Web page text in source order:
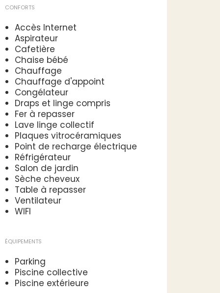
CONFORTS
Accès Internet
Aspirateur
Cafetière
Chaise bébé
Chauffage
Chauffage d'appoint
Congélateur
Draps et linge compris
Fer à repasser
Lave linge collectif
Plaques vitrocéramiques
Point de recharge électrique
Réfrigérateur
Salon de jardin
Sèche cheveux
Table à repasser
Ventilateur
WIFI
ÉQUIPEMENTS
Parking
Piscine collective
Piscine extérieure